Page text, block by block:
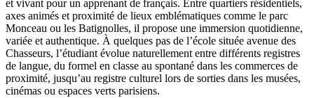
et vivant pour un apprenant de français. Entre quartiers résidentiels,
axes animés et proximité de lieux emblématiques comme le parc
Monceau ou les Batignolles, il propose une immersion quotidienne,
variée et authentique. À quelques pas de l’école située avenue des
Chasseurs, l’étudiant évolue naturellement entre différents registres
de langue, du formel en classe au spontané dans les commerces de
proximité, jusqu’au registre culturel lors de sorties dans les musées,
cinémas ou espaces verts parisiens.